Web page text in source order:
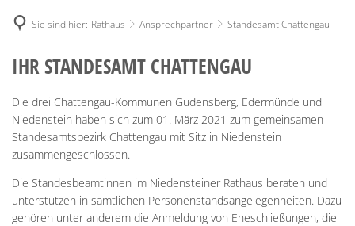
Sie sind hier: Rathaus Ansprechpartner Standesamt Chattengau
STANDESAMT
CHATTENGAU
IHR STANDESAMT CHATTENGAU
Die drei Chattengau-Kommunen Gudensberg, Edermünde und
Niedenstein haben sich zum 01. März 2021 zum gemeinsamen
Standesamtsbezirk Chattengau mit Sitz in Niedenstein
zusammengeschlossen.
Die Standesbeamtinnen im Niedensteiner Rathaus beraten und
unterstützen in sämtlichen Personenstandsangelegenheiten. Dazu
gehören unter anderem die Anmeldung von Eheschließungen, die